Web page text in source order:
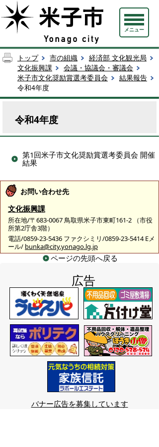
メニュー
トップ 市の組織
経済部 文化観光局
文化振興課
会議・協議会・審議会
米子市文化奨励賞選考委員会
結果報告
令和4年度
令和4年度
第1回米子市文化奨励賞選考委員会 開催
結果
お問い合わせ先
文化振興課
所在地/〒683-0067 鳥取県米子市東町161-2 （市役
所第2庁舎3階）
電話/0859-23-5436 ファクシミリ/0859-23-5414 Eメ
ール/ bunka@city.yonago.lg.jp
ページの先頭へ戻る
広告
バナー広告を募集しています